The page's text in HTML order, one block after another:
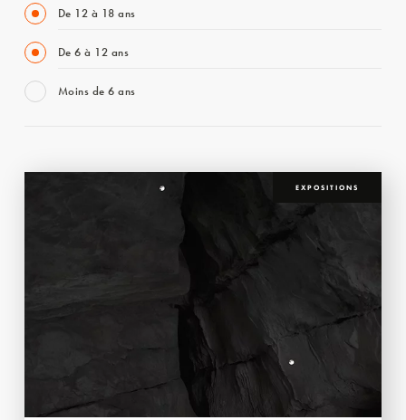
De 12 à 18 ans
De 6 à 12 ans
Moins de 6 ans
EXPOSITIONS